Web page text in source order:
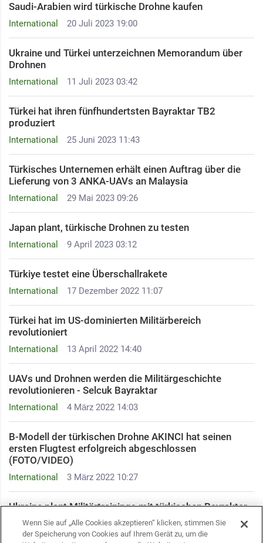
International 20 Juli 2023 19:00
Saudi-Arabien wird türkische Drohne kaufen
International 11 Juli 2023 03:42
Ukraine und Türkei unterzeichnen Memorandum über
Drohnen
International 25 Juni 2023 11:43
Türkei hat ihren fünfhundertsten Bayraktar TB2
produziert
International 29 Mai 2023 09:26
Türkisches Unternemen erhält einen Auftrag über die
Lieferung von 3 ANKA-UAVs an Malaysia
International 9 April 2023 03:12
Japan plant, türkische Drohnen zu testen ​
International 17 Dezember 2022 11:07
Türkiye testet eine Überschallrakete
International 13 April 2022 14:40
Türkei hat im US-dominierten Militärbereich
revolutioniert
International 4 März 2022 14:03
UAVs und Drohnen werden die Militärgeschichte
revolutionieren - Selcuk Bayraktar
International 3 März 2022 10:27
B-Modell der türkischen Drohne AKINCI hat seinen
ersten Flugtest erfolgreich abgeschlossen
(FOTO/VIDEO)
International 8 Februar 2022 08:15
Ukraine plant Militärtrainings mit türkischen Bayraktar-
Drohnen
Wenn Sie auf „Alle Cookies akzeptieren“ klicken, stimmen Sie
der Speicherung von Cookies auf Ihrem Gerät zu, um die